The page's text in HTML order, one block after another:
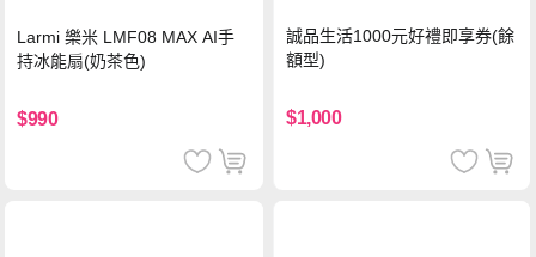
Larmi 樂米 LMF08 MAX AI手
持冰能扇(奶茶色)
$990
誠品生活1000元好禮即享券(餘
額型)
$1,000